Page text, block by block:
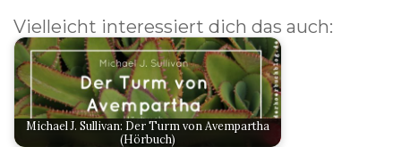
Vielleicht interessiert dich das auch:
Michael J. Sullivan: Der Turm von Avempartha
(Hörbuch)